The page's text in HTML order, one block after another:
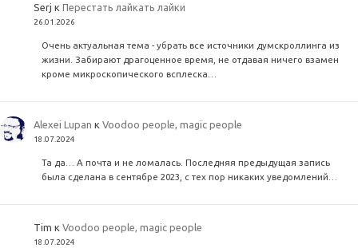
Serj кПерестать лайкать лайки
26.01.2026
Очень актуальная тема - убрать все источники думскроллинга из
жизни. Забирают драгоценное время, не отдавая ничего взамен
кроме микроскопического всплеска…
Alexei Lupan кVoodoo people, magic people
18.07.2024
Та да… А почта и не ломалась. Последняя предыдущая запись
была сделана в сентябре 2023, с тех пор никаких уведомлений…
Tim кVoodoo people, magic people
18.07.2024